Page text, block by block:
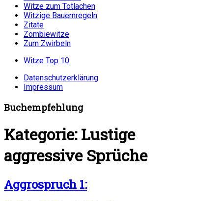
Witze zum Totlachen
Witzige Bauernregeln
Zitate
Zombiewitze
Zum Zwirbeln
Witze Top 10
Datenschutzerklärung
Impressum
Buchempfehlung
Kategorie:Lustige
aggressive Sprüche
Aggrospruch 1: